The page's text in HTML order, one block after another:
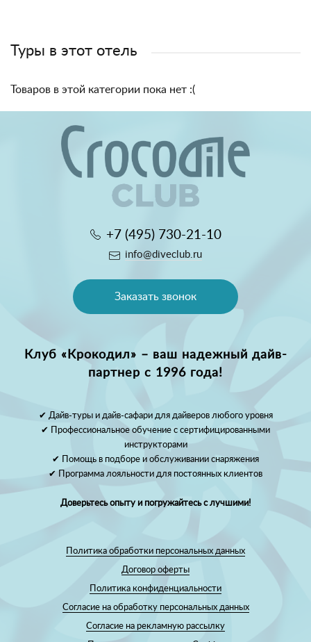
Туры в этот отель
Товаров в этой категории пока нет :(
+7 (495) 730-21-10
info@diveclub.ru
Заказать звонок
Клуб «Крокодил» – ваш надежный дайв-
партнер с 1996 года!
✔ Дайв-туры и дайв-сафари для дайверов любого уровня
✔ Профессиональное обучение с сертифицированными
инструкторами
✔ Помощь в подборе и обслуживании снаряжения
✔ Программа лояльности для постоянных клиентов
Доверьтесь опыту и погружайтесь с лучшими!
Политика обработки персональных данных
Договор оферты
Политика конфиденциальности
Согласие на обработку персональных данных
Согласие на рекламную рассылку